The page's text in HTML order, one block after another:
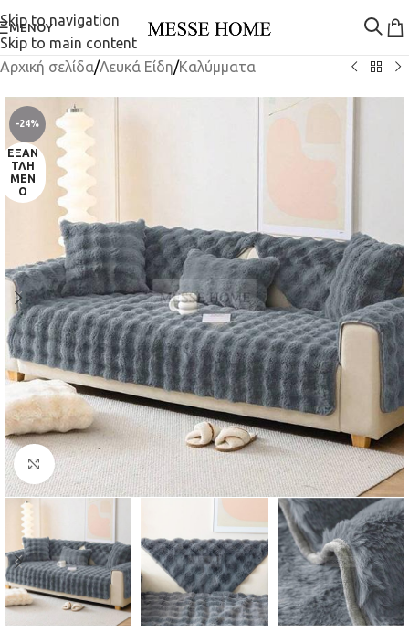
Skip to navigation
Skip to main content
ΜΕΝΟΎ
Αρχική σελίδα/Λευκά Είδη/Καλύμματα
-24%
ΕΞΑΝ
ΤΛΗ
ΜΈΝ
Ο
Κλικ για μεγέθυνση